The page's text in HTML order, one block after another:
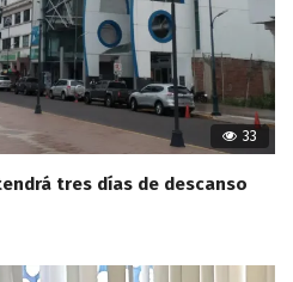
33
tres días de descanso